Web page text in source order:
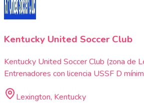
Kentucky United Soccer Club
Kentucky United Soccer Club (zona de
Entrenadores con licencia USSF D
Lexington, Kentucky